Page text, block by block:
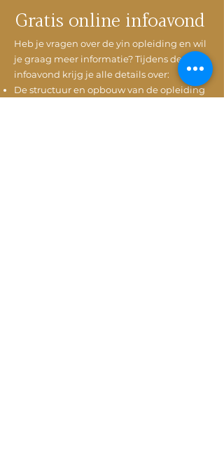
Gratis online infoavond
Heb je vragen over de yin opleiding en wil
je graag meer informatie? Tijdens de
infoavond krijg je alle details over:
De structuur en opbouw van de opleiding